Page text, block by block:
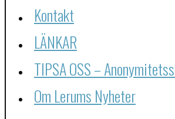
Kontakt
LÄNKAR
TIPSA OSS –
Om Lerums Nyheter